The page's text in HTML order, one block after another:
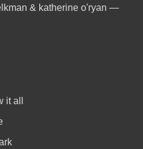
& katherine o'ryan —
all